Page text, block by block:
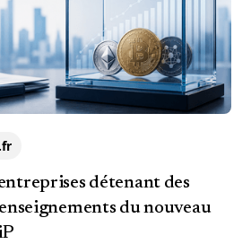
détenant des
du nouveau